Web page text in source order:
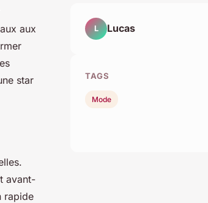
aux
star
avant-
rapide
L Lucas
TAGS
Mode